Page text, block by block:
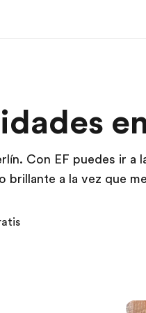
Ver todo lo
Con EF puedes ir a
brillante a la vez que